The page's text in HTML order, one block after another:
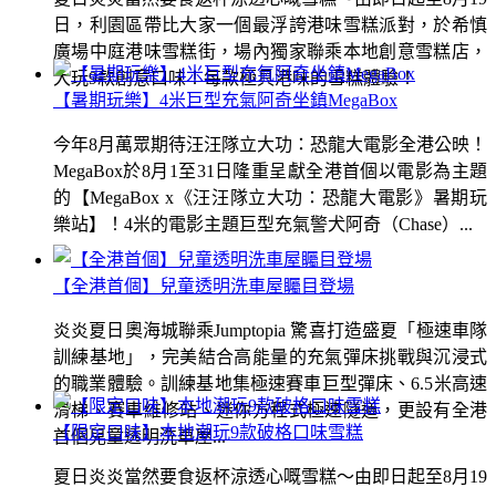
日，利園區帶比大家一個最浮誇港味雪糕派對，於希慎
廣場中庭港味雪糕街，場內獨家聯乘本地創意雪糕店，
大玩9款創意口味！每款極具港味的雪糕體驗！
【全港首個】兒童透明洗車屋矚目登場
炎炎夏日奧海城聯乘Jumptopia 驚喜打造盛夏「極速車隊
訓練基地」，完美結合高能量的充氣彈床挑戰與沉浸式
的職業體驗。訓練基地集極速賽車巨型彈床、6.5米高速
滑梯、賽車維修站、迷你方程式極速隧道，更設有全港
首個兒童透明洗車屋...
【暑期玩樂】4米巨型充氣阿奇坐鎮MegaBox
今年8月萬眾期待汪汪隊立大功：恐龍大電影全港公映！
MegaBox於8月1至31日隆重呈獻全港首個以電影為主題
的【MegaBox x《汪汪隊立大功：恐龍大電影》暑期玩
樂站】！4米的電影主題巨型充氣警犬阿奇（Chase）...
【限定口味】本地潮玩9款破格口味雪糕
夏日炎炎當然要食返杯涼透心嘅雪糕～由即日起至8月19